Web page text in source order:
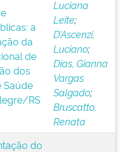
a
da
de
dos
Saúde
RS
Luciana
Leite;
D’Ascenzi,
Luciano;
Dias, Gianna
Vargas
Salgado;
Bruscatto,
Renata
do